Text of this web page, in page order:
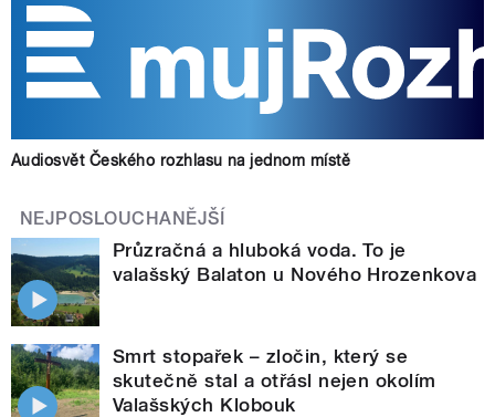
Audiosvět Českého rozhlasu na jednom místě
NEJPOSLOUCHANĚJŠÍ
Průzračná a hluboká voda. To je
valašský Balaton u Nového Hrozenkova
Smrt stopařek – zločin, který se
skutečně stal a otřásl nejen okolím
Valašských Klobouk